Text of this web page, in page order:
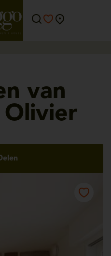
van
Olivier